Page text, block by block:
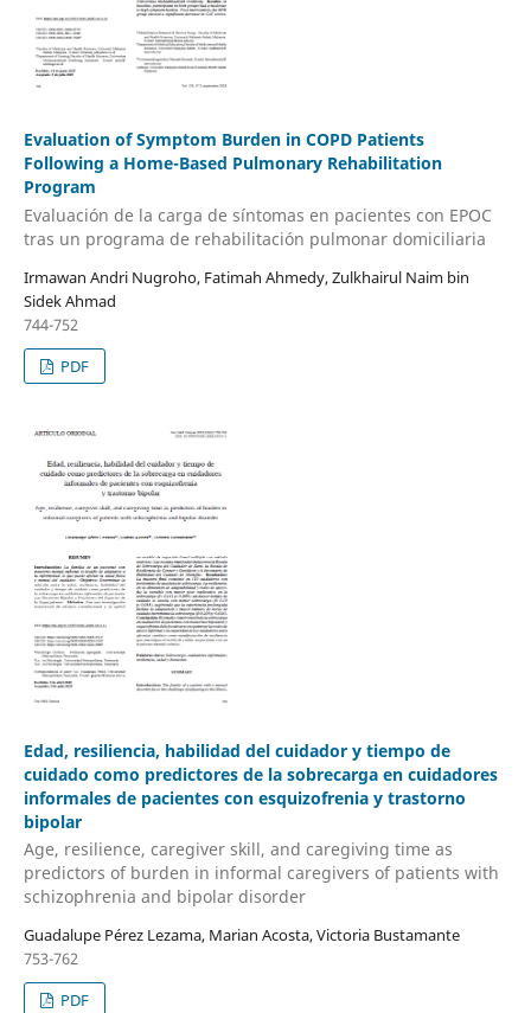
Evaluation of Symptom Burden in COPD Patients
Following a Home-Based Pulmonary Rehabilitation
Program
Evaluación de la carga de síntomas en pacientes con EPOC
tras un programa de rehabilitación pulmonar domiciliaria
Irmawan Andri Nugroho, Fatimah Ahmedy, Zulkhairul Naim bin
Sidek Ahmad
744-752
PDF
Edad, resiliencia, habilidad del cuidador y tiempo de
cuidado como predictores de la sobrecarga en cuidadores
informales de pacientes con esquizofrenia y trastorno
bipolar
Age, resilience, caregiver skill, and caregiving time as
predictors of burden in informal caregivers of patients with
schizophrenia and bipolar disorder
Guadalupe Pérez Lezama, Marian Acosta, Victoria Bustamante
753-762
PDF